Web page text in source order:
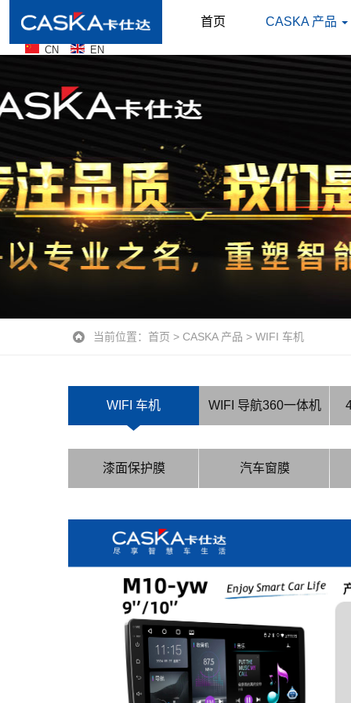
首页 CASKA 产品
CN EN
当前位置： 首页 > CASKA 产品 > WIFI 车机
WIFI 车机 WIFI 导航360一体机
漆面保护膜 汽车窗膜